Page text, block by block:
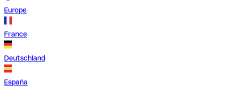
Europe
France
Deutschland
España